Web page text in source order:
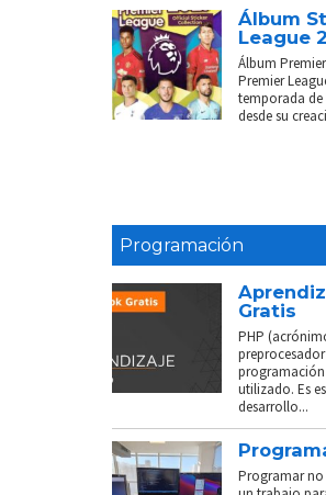
Álbum
League
Álbum
Premier
temporada
desde su
Programación
Gratis
PHP
utilizado. Es
desarrollo...
Programar no